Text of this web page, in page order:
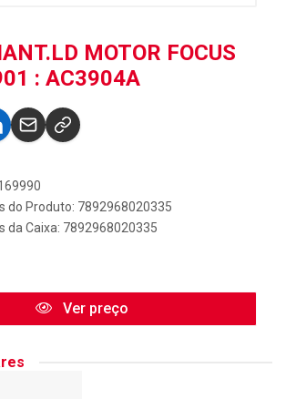
MOTOR FOCUS
: AC3904A
do Produto: 7892968020335
da Caixa: 7892968020335
Ver preço